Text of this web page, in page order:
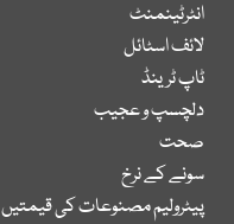
انٹرٹینمنٹ
لائف اسٹائل
ٹاپ ٹرینڈ
دلچسپ و عجیب
صحت
سونے کے نرخ
پیٹرولیم مصنوعات کی قیمتیں